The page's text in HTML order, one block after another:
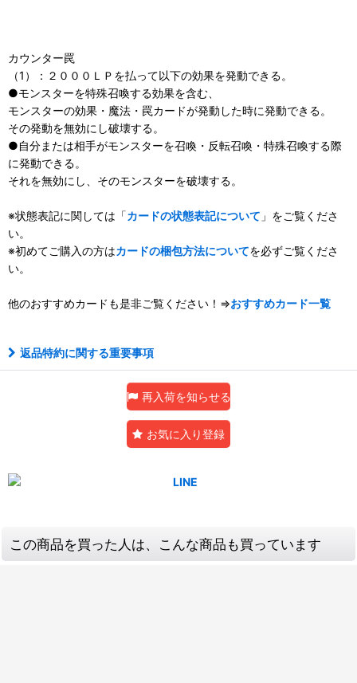
カウンター罠
（1）：２０００ＬＰを払って以下の効果を発動できる。
●モンスターを特殊召喚する効果を含む、
モンスターの効果・魔法・罠カードが発動した時に発動できる。
その発動を無効にし破壊する。
●自分または相手がモンスターを召喚・反転召喚・特殊召喚する際
に発動できる。
それを無効にし、そのモンスターを破壊する。
※状態表記に関しては「カードの状態表記について 」をご覧くださ
い。
※初めてご購入の方はカードの梱包方法についてを必ずご覧くださ
い。
他のおすすめカードも是非ご覧ください！⇒おすすめカード一覧
返品特約に関する重要事項
再入荷を知らせる
お気に入り登録
この商品を買った人は、こんな商品も買っています